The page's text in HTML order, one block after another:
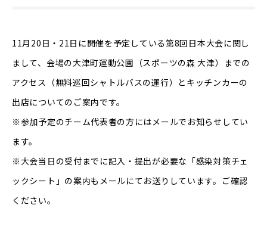
11月20日・21日に開催を予定している第8回日本大会に関し
まして、会場の大津町運動公園（スポーツの森 大津）までの
アクセス（無料巡回シャトルバスの運行）とキッチンカーの
出店についてのご案内です。
※参加予定のチーム代表者の方にはメールでお知らせしてい
ます。
※大会当日の受付までに記入・提出が必要な「感染対策チェ
ックシート」の案内もメールにてお送りしています。ご確認
ください。